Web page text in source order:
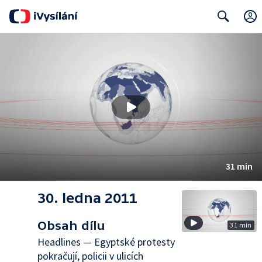
31 min
30. ledna 2011
Obsah dílu
Headlines — Egyptské protesty
pokračují, policii v ulicích
31 min